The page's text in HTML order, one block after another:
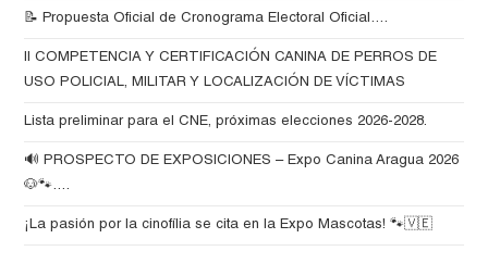
📝 Propuesta Oficial de Cronograma Electoral Oficial….
II COMPETENCIA Y CERTIFICACIÓN CANINA DE PERROS DE
USO POLICIAL, MILITAR Y LOCALIZACIÓN DE VÍCTIMAS
Lista preliminar para el CNE, próximas elecciones 2026-2028.
🔊 PROSPECTO DE EXPOSICIONES – Expo Canina Aragua 2026
🐶🐾….
¡La pasión por la cinofília se cita en la Expo Mascotas! 🐾🇻🇪